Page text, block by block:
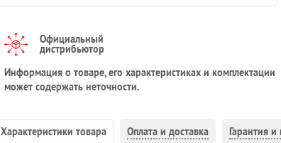
Официальный
дистрибьютор
Информация о товаре, его характеристиках и комплектации
может содержать неточности.
Характеристики товара Оплата и доставка Гарантия и